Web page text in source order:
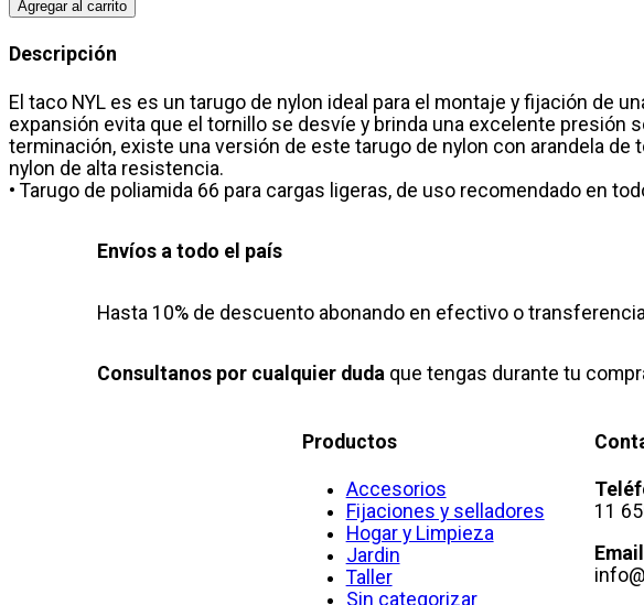
de
nylon
cantidad
Agregar al carrito
Descripción
El taco NYL es es un tarugo de nylon ideal para el montaje y fijación de
expansión evita que el tornillo se desvíe y brinda una excelente presión
terminación, existe una versión de este tarugo de nylon con arandela
nylon de alta resistencia.
• Tarugo de poliamida 66 para cargas ligeras, de uso recomendado en
Envíos a todo el país
Hasta 10% de descuento abonando en efectivo o
Consultanos por cualquier duda que tengas durante tu
Productos
Accesorios
Fijaciones y selladores
Hogar y Limpieza
Jardin
Taller
Sin categorizar
11
Email